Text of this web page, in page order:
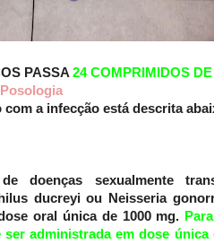
PASSA 24 COMPRIMIDOS
a infecção está descrita
doenças sexualmente
ducreyi ou Neisseria
oral única de 1000 mg.
ser administrada em dose